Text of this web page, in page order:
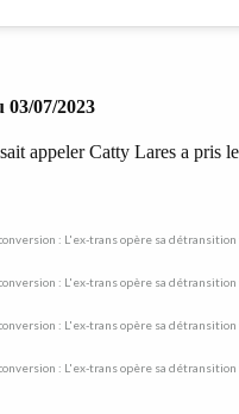
07/2023
appeler Catty Lares a pris